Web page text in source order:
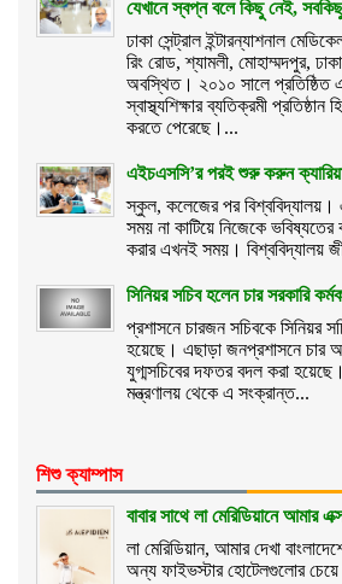
যেখানে স্বপ্ন বলে কিছু নেই,
ঢাকা সেন্ট্রাল ইন্টারন্যাশনাল
রিং রোড, শ্যামলী, মোহাম্মদপুর,
অবস্থিত। ২০১০ সালে প্রতিষ্ঠিত
স্বাস্থ্যশিক্ষার ব্যতিক্রমী প্রতিষ্ঠান
করতে পেরেছে।...
এইচএসসি’র পরই শুরু করুন
স্কুল, কলেজের পর
সময় না কাটিয়ে নিজেকে
করার এখনই সময়। বিশ্ববিদ্যালয়
সিনিয়র সচিব হলেন চার সরকারি
প্রশাসনে চারজন সচিবকে সিনিয়র
হয়েছে। এছাড়া জনপ্রশাসনে চার
যুগ্মসচিবের দফতর বদল করা
মন্ত্রণালয় থেকে এ সংক্রান্ত...
শিশু ক্যাম্পাস
বাবার সাথে লা মেরিডিয়ানে আমার
লা মেরিডিয়ান, আমার দেখা
অন্য ফাইভস্টার হোটেলগুলোর চেয়ে